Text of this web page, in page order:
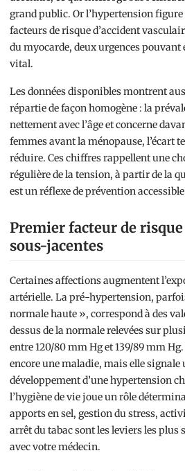
grand public. Or l’hypertension
facteurs de risque d’accident
du myocarde, deux urgences pouvant
vital.
Les données disponibles montrent
répartie de façon homogène : la
nettement avec l’âge et concerne
femmes avant la ménopause, l’écart
réduire. Ces chiffres rappellent une
régulière de la tension, à partir de la
est un réflexe de prévention
Premier facteur de
sous-jacentes
Certaines affections augmentent
artérielle. La pré-hypertension,
normale haute », correspond à des
dessus de la normale relevées sur
entre 120/80 mm Hg et 139/89 mm
encore une maladie, mais elle
développement d’une hypertension
l’hygiène de vie joue un rôle
apports en sel, gestion du stress,
arrêt du tabac sont les leviers les plus
avec votre médecin.